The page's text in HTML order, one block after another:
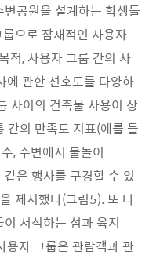
공원을 설계하는 학생들
으로 잠재적인 사용자
적, 사용자 그룹 간의 사
에 관한 선호도를 다양하
사이의 건축물 사용이 상
간의 만족도 지표(예를 들
, 수변에서 물놀이
은 행사를 구경할 수 있
제시했다(그림5). 또 다
서식하는 섬과 육지
용자 그룹은 관람객과 관